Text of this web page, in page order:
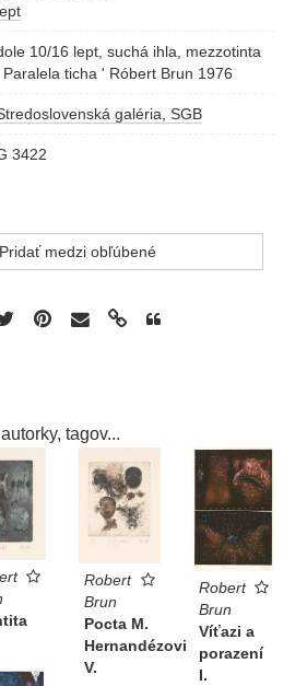
10/16 lept, suchá ihla, mezzotinta
Paralela ticha ' Róbert Brun 1976
galéria, SGB
3422
medzi obľúbené
tagov...
Robert
Brun
Pocta M.
Hernandézovi
V.
Robert
Brun
Víťazi a
porazení
I.